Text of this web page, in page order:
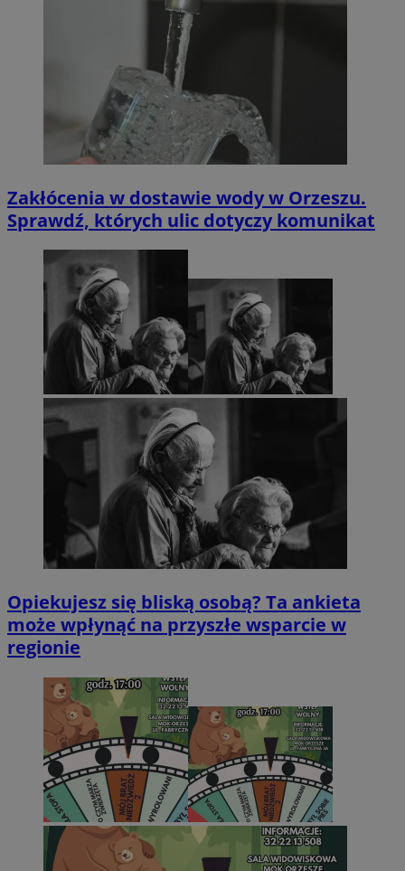
Zakłócenia w dostawie wody w Orzeszu.
Sprawdź, których ulic dotyczy komunikat
Opiekujesz się bliską osobą? Ta ankieta
może wpłynąć na przyszłe wsparcie w
regionie